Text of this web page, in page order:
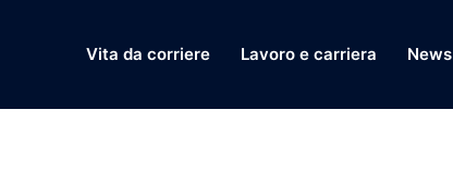
Vita da corriere Lavoro e carriera